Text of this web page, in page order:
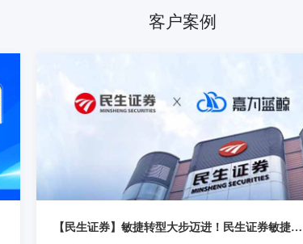
客户案例
【民生证券】敏捷转型大步迈进！民生证券敏捷实践培训圆满结束！